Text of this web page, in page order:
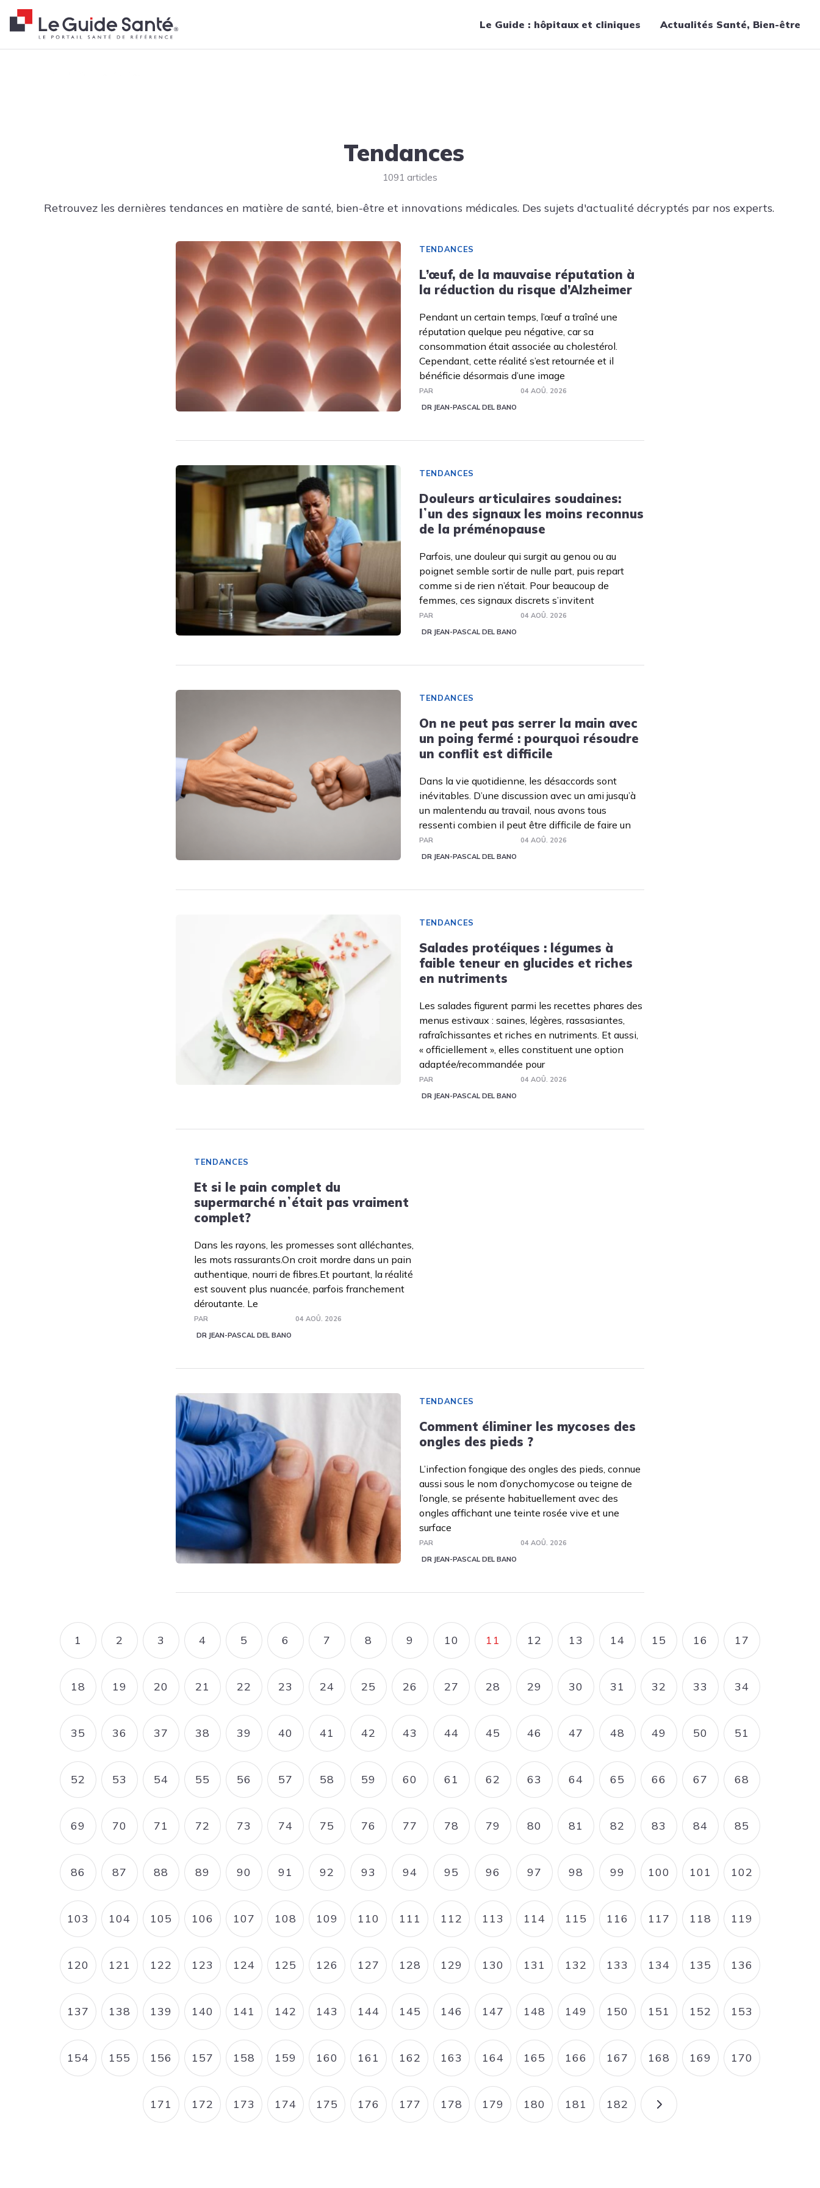
Le Guide : hôpitaux et cliniques Actualités Santé, Bien-être
Tendances
1091 articles
Retrouvez les dernières tendances en matière de santé, bien-être et innovations médicales. Des sujets d'actualité décryptés par nos experts.
TENDANCES
L’œuf, de la mauvaise réputation à
la réduction du risque d’Alzheimer
Pendant un certain temps, l’œuf a traîné une
réputation quelque peu négative, car sa
consommation était associée au cholestérol.
Cependant, cette réalité s’est retournée et il
bénéficie désormais d’une image
PAR
DR JEAN-PASCAL DEL BANO
04 AOÛ. 2026
TENDANCES
Douleurs articulaires soudaines:
lʼun des signaux les moins reconnus
de la préménopause
Parfois, une douleur qui surgit au genou ou au
poignet semble sortir de nulle part, puis repart
comme si de rien n’était. Pour beaucoup de
femmes, ces signaux discrets s’invitent
PAR
DR JEAN-PASCAL DEL BANO
04 AOÛ. 2026
TENDANCES
On ne peut pas serrer la main avec
un poing fermé : pourquoi résoudre
un conflit est difficile
Dans la vie quotidienne, les désaccords sont
inévitables. D’une discussion avec un ami jusqu’à
un malentendu au travail, nous avons tous
ressenti combien il peut être difficile de faire un
PAR
DR JEAN-PASCAL DEL BANO
04 AOÛ. 2026
TENDANCES
Salades protéiques : légumes à
faible teneur en glucides et riches
en nutriments
Les salades figurent parmi les recettes phares des
menus estivaux : saines, légères, rassasiantes,
rafraîchissantes et riches en nutriments. Et aussi,
« officiellement », elles constituent une option
adaptée/recommandée pour
PAR
DR JEAN-PASCAL DEL BANO
04 AOÛ. 2026
TENDANCES
Et si le pain complet du
supermarché nʼétait pas vraiment
complet?
Dans les rayons, les promesses sont alléchantes,
les mots rassurants.On croit mordre dans un pain
authentique, nourri de fibres.Et pourtant, la réalité
est souvent plus nuancée, parfois franchement
déroutante. Le
PAR
DR JEAN-PASCAL DEL BANO
04 AOÛ. 2026
TENDANCES
Comment éliminer les mycoses des
ongles des pieds ?
L’infection fongique des ongles des pieds, connue
aussi sous le nom d’onychomycose ou teigne de
l’ongle, se présente habituellement avec des
ongles affichant une teinte rosée vive et une
surface
PAR
DR JEAN-PASCAL DEL BANO
04 AOÛ. 2026
Pagination
PAGE
1 PAGE
2 PAGE
3 PAGE
4 PAGE
5 PAGE
6 PAGE
7 PAGE
8 PAGE
9 PAGE
10 PAGE COURANTE
11 PAGE
12 PAGE
13 PAGE
14 PAGE
15 PAGE
16 PAGE
17
PAGE
18 PAGE
19 PAGE
20 PAGE
21 PAGE
22 PAGE
23 PAGE
24 PAGE
25 PAGE
26 PAGE
27 PAGE
28 PAGE
29 PAGE
30 PAGE
31 PAGE
32 PAGE
33 PAGE
34
PAGE
35 PAGE
36 PAGE
37 PAGE
38 PAGE
39 PAGE
40 PAGE
41 PAGE
42 PAGE
43 PAGE
44 PAGE
45 PAGE
46 PAGE
47 PAGE
48 PAGE
49 PAGE
50 PAGE
51
PAGE
52 PAGE
53 PAGE
54 PAGE
55 PAGE
56 PAGE
57 PAGE
58 PAGE
59 PAGE
60 PAGE
61 PAGE
62 PAGE
63 PAGE
64 PAGE
65 PAGE
66 PAGE
67 PAGE
68
PAGE
69 PAGE
70 PAGE
71 PAGE
72 PAGE
73 PAGE
74 PAGE
75 PAGE
76 PAGE
77 PAGE
78 PAGE
79 PAGE
80 PAGE
81 PAGE
82 PAGE
83 PAGE
84 PAGE
85
PAGE
86 PAGE
87 PAGE
88 PAGE
89 PAGE
90 PAGE
91 PAGE
92 PAGE
93 PAGE
94 PAGE
95 PAGE
96 PAGE
97 PAGE
98 PAGE
99 PAGE
100 PAGE
101 PAGE
102
PAGE
103 PAGE
104 PAGE
105 PAGE
106 PAGE
107 PAGE
108 PAGE
109 PAGE
110 PAGE
111 PAGE
112 PAGE
113 PAGE
114 PAGE
115 PAGE
116 PAGE
117 PAGE
118 PAGE
119
PAGE
120 PAGE
121 PAGE
122 PAGE
123 PAGE
124 PAGE
125 PAGE
126 PAGE
127 PAGE
128 PAGE
129 PAGE
130 PAGE
131 PAGE
132 PAGE
133 PAGE
134 PAGE
135 PAGE
136
PAGE
137 PAGE
138 PAGE
139 PAGE
140 PAGE
141 PAGE
142 PAGE
143 PAGE
144 PAGE
145 PAGE
146 PAGE
147 PAGE
148 PAGE
149 PAGE
150 PAGE
151 PAGE
152 PAGE
153
PAGE
154 PAGE
155 PAGE
156 PAGE
157 PAGE
158 PAGE
159 PAGE
160 PAGE
161 PAGE
162 PAGE
163 PAGE
164 PAGE
165 PAGE
166 PAGE
167 PAGE
168 PAGE
169 PAGE
170
PAGE
171 PAGE
172 PAGE
173 PAGE
174 PAGE
175 PAGE
176 PAGE
177 PAGE
178 PAGE
179 PAGE
180 PAGE
181 PAGE
182 PAGE SUIVANTE